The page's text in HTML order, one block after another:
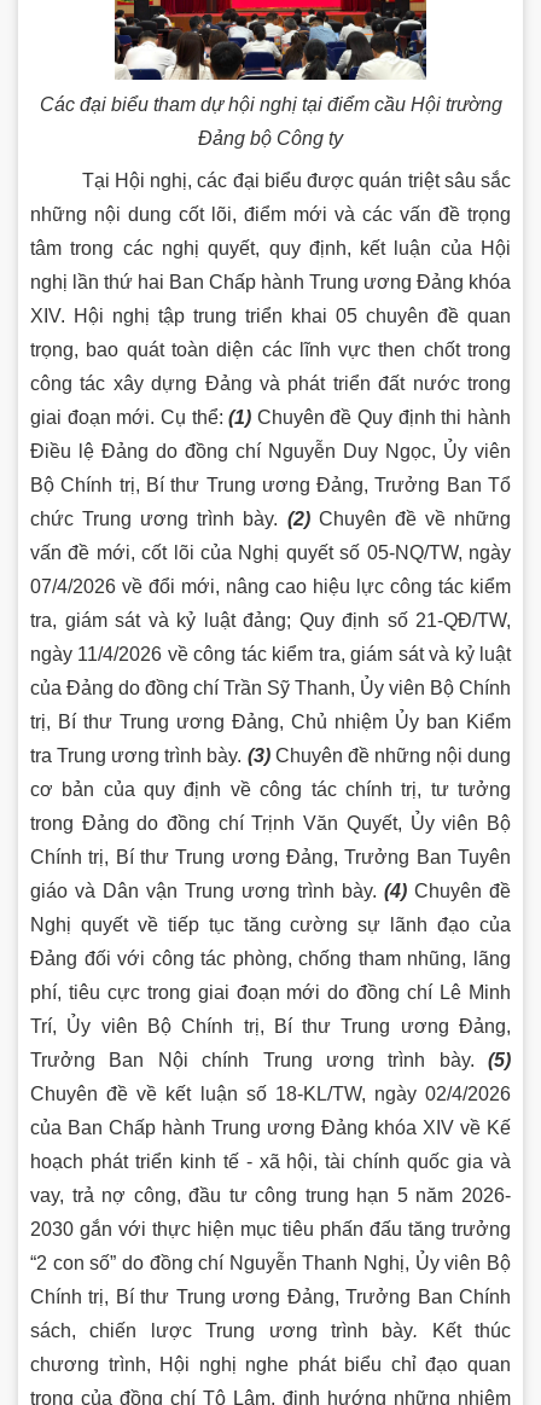
Các đại biểu tham dự hội nghị tại điểm cầu Hội trường
Đảng bộ Công ty
Tại Hội nghị, các đại biểu được quán triệt sâu sắc
những nội dung cốt lõi, điểm mới và các vấn đề trọng
tâm trong các nghị quyết, quy định, kết luận của Hội
nghị lần thứ hai Ban Chấp hành Trung ương Đảng khóa
XIV. Hội nghị tập trung triển khai 05 chuyên đề quan
trọng, bao quát toàn diện các lĩnh vực then chốt trong
công tác xây dựng Đảng và phát triển đất nước trong
giai đoạn mới. Cụ thể:(1) Chuyên đề Quy định thi hành
Điều lệ Đảng do đồng chí Nguyễn Duy Ngọc, Ủy viên
Bộ Chính trị, Bí thư Trung ương Đảng, Trưởng Ban Tổ
chức Trung ương trình bày. (2)Chuyên đề về những
vấn đề mới, cốt lõi của Nghị quyết số 05-NQ/TW, ngày
07/4/2026 về đổi mới, nâng cao hiệu lực công tác kiểm
tra, giám sát và kỷ luật đảng; Quy định số 21-QĐ/TW,
ngày 11/4/2026 về công tác kiểm tra, giám sát và kỷ luật
của Đảng do đồng chí Trần Sỹ Thanh, Ủy viên Bộ Chính
trị, Bí thư Trung ương Đảng, Chủ nhiệm Ủy ban Kiểm
tra Trung ương trình bày. (3)Chuyên đề những nội dung
cơ bản của quy định về công tác chính trị, tư tưởng
trong Đảng do đồng chí Trịnh Văn Quyết, Ủy viên Bộ
Chính trị, Bí thư Trung ương Đảng, Trưởng Ban Tuyên
giáo và Dân vận Trung ương trình bày. (4) Chuyên đề
Nghị quyết về tiếp tục tăng cường sự lãnh đạo của
Đảng đối với công tác phòng, chống tham nhũng, lãng
phí, tiêu cực trong giai đoạn mới do đồng chí Lê Minh
Trí, Ủy viên Bộ Chính trị, Bí thư Trung ương Đảng,
Trưởng Ban Nội chính Trung ương trình bày. (5)
Chuyên đề về kết luận số 18-KL/TW, ngày 02/4/2026
của Ban Chấp hành Trung ương Đảng khóa XIV về Kế
hoạch phát triển kinh tế - xã hội, tài chính quốc gia và
vay, trả nợ công, đầu tư công trung hạn 5 năm 2026-
2030 gắn với thực hiện mục tiêu phấn đấu tăng trưởng
“2 con số” do đồng chí Nguyễn Thanh Nghị, Ủy viên Bộ
Chính trị, Bí thư Trung ương Đảng, Trưởng Ban Chính
sách, chiến lược Trung ương trình bày.
Kết thúc
chương trình, Hội nghị nghe phát biểu chỉ đạo quan
trọng của đồng chí Tô Lâm, định hướng những nhiệm